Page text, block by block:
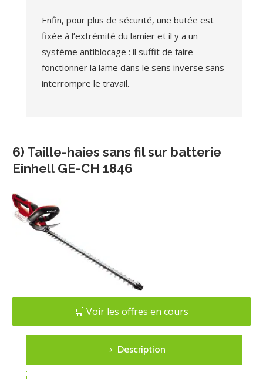
Enfin, pour plus de sécurité, une butée est
fixée à l’extrémité du lamier et il y a un
système antiblocage : il suffit de faire
fonctionner la lame dans le sens inverse sans
interrompre le travail.
6) Taille-haies sans fil sur batterie
Einhell GE-CH 1846
🛒 Voir les offres en cours
Description